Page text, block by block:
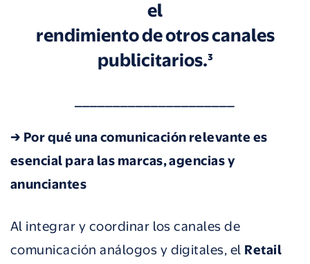
el
rendimiento de otros canales
publicitarios.³
→ Por qué una comunicación relevante es
esencial para las marcas, agencias y
anunciantes
Al integrar y coordinar los canales de
comunicación análogos y digitales, el Retail